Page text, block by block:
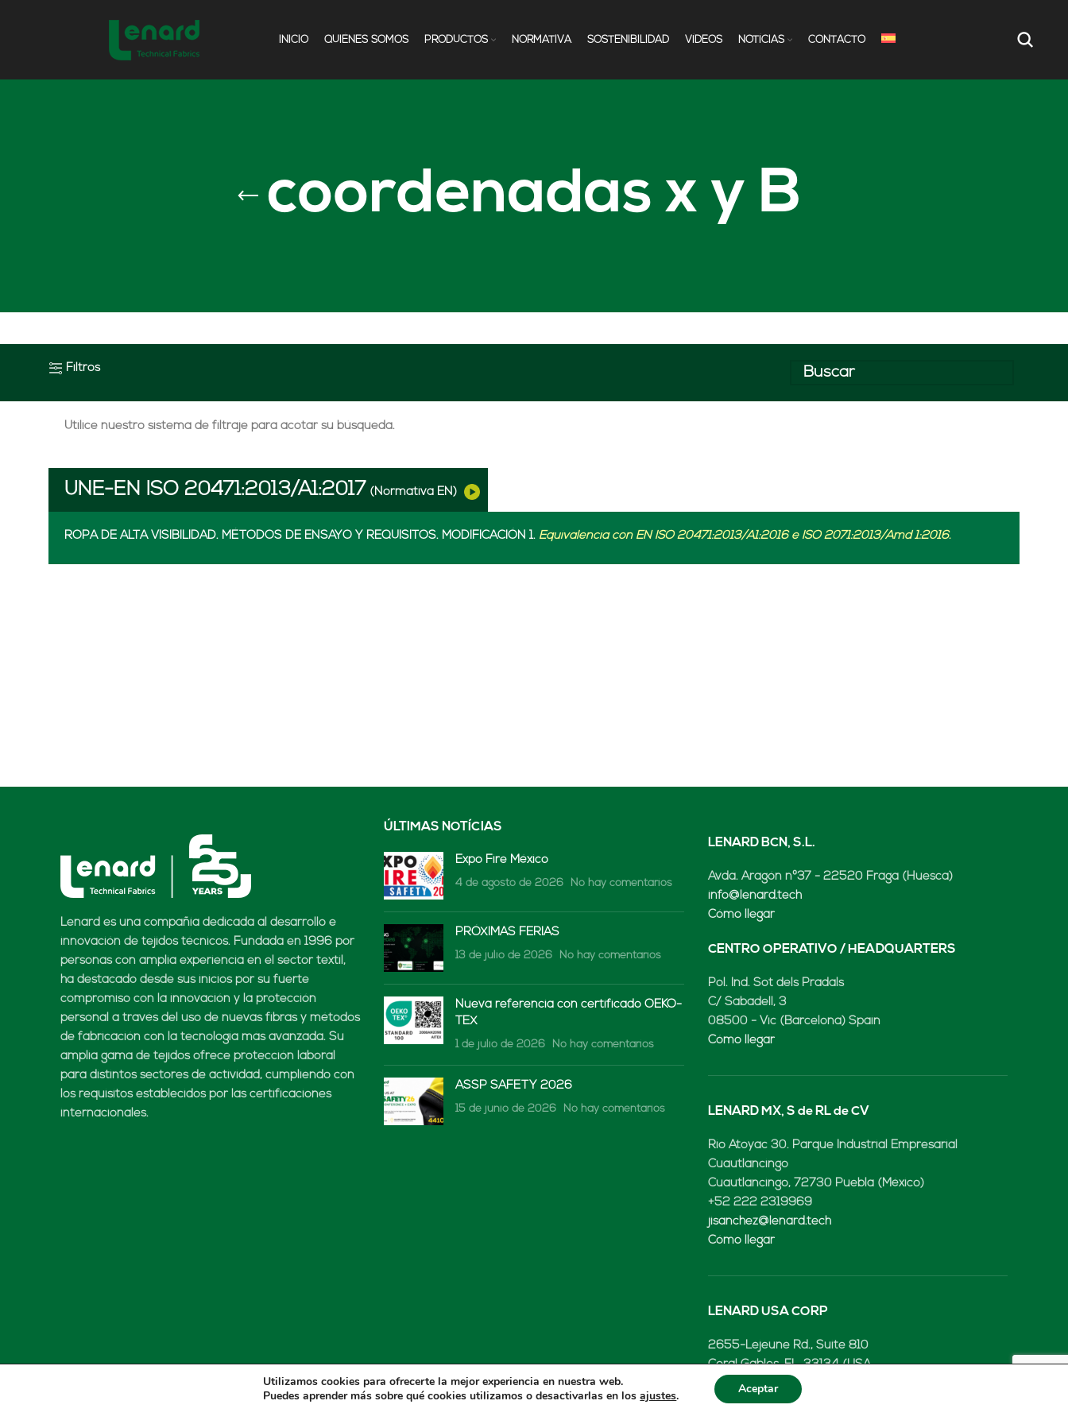
INICIO QUIÉNES SOMOS PRODUCTOS NORMATIVA SOSTENIBILIDAD VÍDEOS NOTÍCIAS CONTACTO
coordenadas x y B
Filtros
Utilice nuestro sistema de filtraje para acotar su búsqueda.
UNE-EN ISO 20471:2013/A1:2017 (Normativa EN)
ROPA DE ALTA VISIBILIDAD. MÉTODOS DE ENSAYO Y REQUISITOS. MODIFICACIÓN 1. Equivalencia con EN ISO 20471:2013/A1:2016 e ISO 2071:2013/Amd 1:2016.
Lenard es una compañía dedicada al desarrollo e
innovación de tejidos técnicos. Fundada en 1996 por
personas con amplia experiencia en el sector textil,
ha destacado desde sus inicios por su fuerte
compromiso con la innovación y la protección
personal a través del uso de nuevas fibras y métodos
de fabricación con la tecnología más avanzada. Su
amplia gama de tejidos ofrece protección laboral
para distintos sectores de actividad, cumpliendo con
los requisitos establecidos por las certificaciones
internacionales.
ÚLTIMAS NOTÍCIAS
Expo Fire México
4 de agosto de 2026 No hay comentarios
PRÓXIMAS FERIAS
13 de julio de 2026 No hay comentarios
Nueva referencia con certificado OEKO-
TEX
1 de julio de 2026 No hay comentarios
ASSP SAFETY 2026
15 de junio de 2026 No hay comentarios
LENARD BCN, S.L.
Avda. Aragón nº37 - 22520 Fraga (Huesca)
info@lenard.tech
Cómo llegar
CENTRO OPERATIVO / HEADQUARTERS
Pol. Ind. Sot dels Pradals
C/ Sabadell, 3
08500 - Vic (Barcelona) Spain
Cómo llegar
LENARD MX, S de RL de CV
Rio Atoyac 30. Parque Industrial Empresarial
Cuautlancingo
Cuautlancingo, 72730 Puebla (México)
+52 222 2319969
jisanchez@lenard.tech
Cómo llegar
LENARD USA CORP
2655-Lejeune Rd., Suite 810
Coral Gables, FL. 33134 (USA
+52 222 2319969
fcastejon@lenard.tech
Utilizamos cookies para ofrecerte la mejor experiencia en nuestra web.
Puedes aprender más sobre qué cookies utilizamos o desactivarlas en losajustes. Aceptar